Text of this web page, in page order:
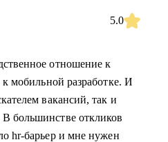
5.0
отношение к
к мобильной разработке. И
вакансий, так и
большинстве откликов
hr-барьер и мне нужен